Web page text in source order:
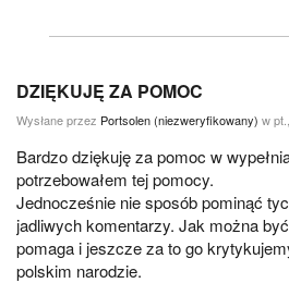
DZIĘKUJĘ ZA POMOC
Wysłane przez Portsolen (niezweryfikowany) w
Bardzo dziękuję za pomoc w
potrzebowałem tej pomocy.
Jednocześnie nie sposób pominąć
jadliwych komentarzy. Jak można
pomaga i jeszcze za to go
polskim narodzie.